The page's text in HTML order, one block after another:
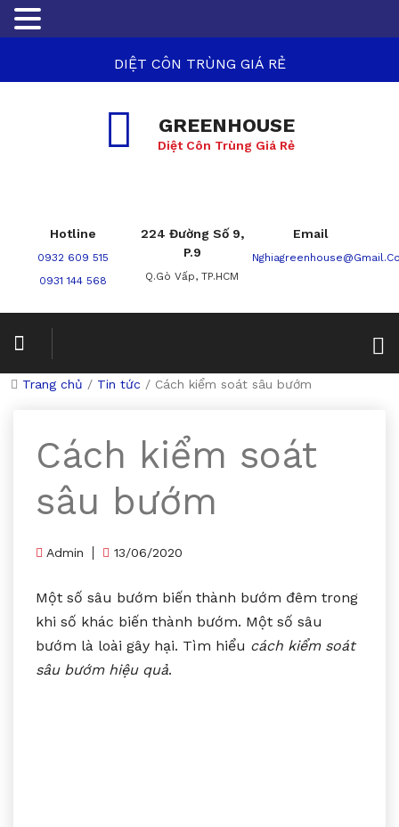
DIỆT CÔN TRÙNG GIÁ RẺ
GREENHOUSE
Diệt Côn Trùng Giá Rẻ
Hotline
0932 609 515
0931 144 568
224 Đường Số 9,
P.9
Q.Gò Vấp, TP.HCM
Email
Trang chủ / Tin tức / Cách kiểm soát sâu bướm
Cách kiểm soát
sâu bướm
Admin 13/06/2020
Một số sâu bướm biến thành bướm đêm trong
khi số khác biến thành bướm. Một số sâu
bướm là loài gây hại. Tìm hiểu cách kiểm soát
sâu bướm hiệu quả.